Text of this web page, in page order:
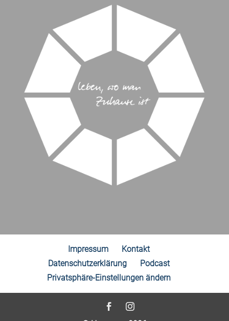
Impressum
Kontakt
Datenschutzerklärung
Podcast
Privatsphäre-Einstellungen ändern